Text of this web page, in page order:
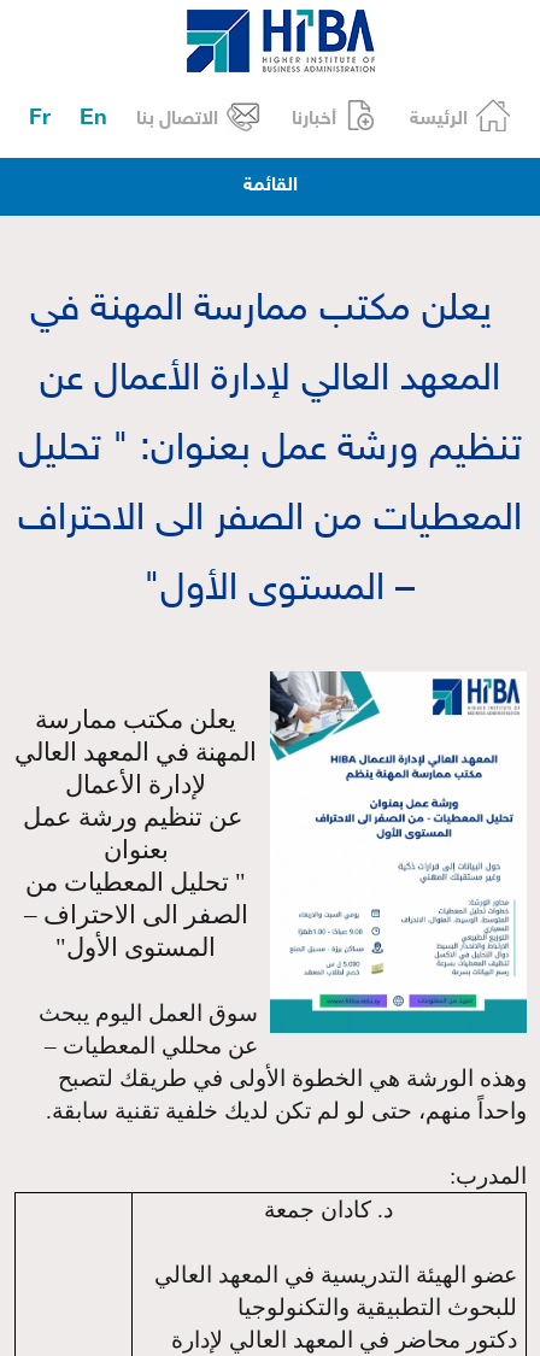
الرئيسة أخبارنا الاتصال بنا En
Fr
القائمة
يعلن مكتب ممارسة المهنة في
المعهد العالي لإدارة الأعمال عن
تنظيم ورشة عمل بعنوان: " تحليل
المعطيات من الصفر الى الاحتراف
– المستوى الأول"
يعلن مكتب ممارسة
المهنة في المعهد العالي
لإدارة الأعمال
عن تنظيم ورشة عمل
بعنوان
" تحليل المعطيات من
الصفر الى الاحتراف –
المستوى الأول"
سوق العمل اليوم يبحث
عن محللي المعطيات –
وهذه الورشة هي الخطوة الأولى في طريقك لتصبح
واحداً منهم، حتى لو لم تكن لديك خلفية تقنية سابقة.
المدرب:
د. كادان جمعة
عضو الهيئة التدريسية في المعهد العالي
للبحوث التطبيقية والتكنولوجيا
دكتور محاضر في المعهد العالي لإدارة